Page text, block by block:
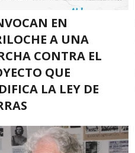
EN
A UNA
CONTRA EL
QUE
LA LEY DE